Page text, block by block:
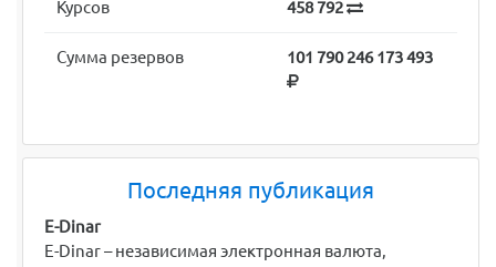
Курсов 458 792
Сумма резервов 101 790 246 173 493
Последняя публикация
E-Dinar
E-Dinar – независимая электронная валюта,